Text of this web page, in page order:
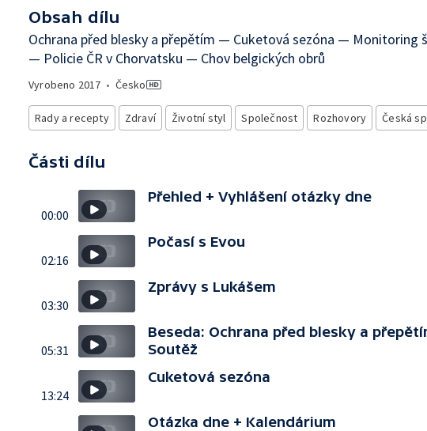
Obsah dílu
Ochrana před blesky a přepětím — Cuketová sezóna — Monitoring
— Policie ČR v Chorvatsku — Chov belgických obrů
Vyrobeno 2017 • Česko
Rady a recepty Zdraví Životní styl Společnost Rozhovory Česká
Části dílu
00:00
Přehled + Vyhlášení otázky dne
02:16
Počasí s Evou
03:30
Zprávy s Lukášem
05:31
Beseda: Ochrana před blesky a
Soutěž
13:24
Cuketová sezóna
Otázka dne + Kalendárium